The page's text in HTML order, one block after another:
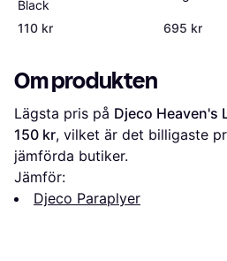
Black
110 kr
695 kr
Om produkten
Lägsta pris på Djeco Heaven's
150 kr, vilket är det billigaste
jämförda butiker.
Jämför:
Djeco Paraplyer